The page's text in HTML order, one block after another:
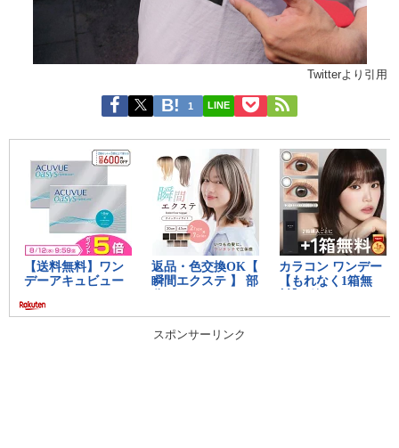
Twitterより引用
1 LINE
スポンサーリンク